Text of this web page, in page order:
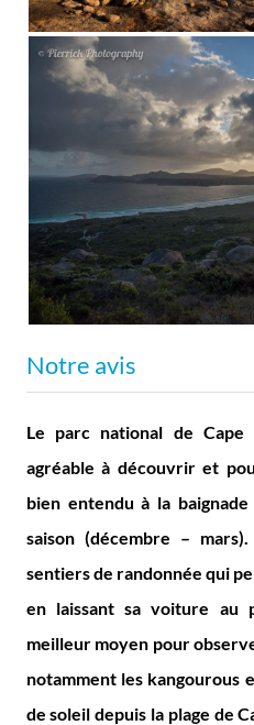
Notre avis
Le parc national de
agréable à découvrir et
bien entendu à la
saison (décembre –
sentiers de randonnée qui
en laissant sa voiture au
meilleur moyen pour
notamment les kangourous
de soleil depuis la plage de